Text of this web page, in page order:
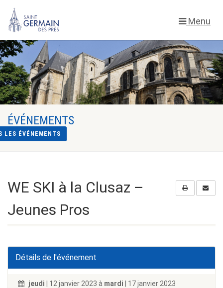
Menu
ÉVÉNEMENTS
LES ÉVÉNEMENTS
WE SKI à la Clusaz –
Jeunes Pros
Détails de l'événement
jeudi | 12 janvier 2023 à mardi | 17 janvier 2023